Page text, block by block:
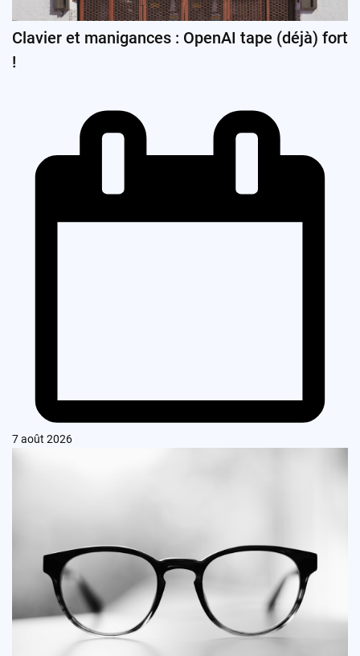
Clavier et manigances : OpenAI tape (déjà) fort
!
7 août 2026